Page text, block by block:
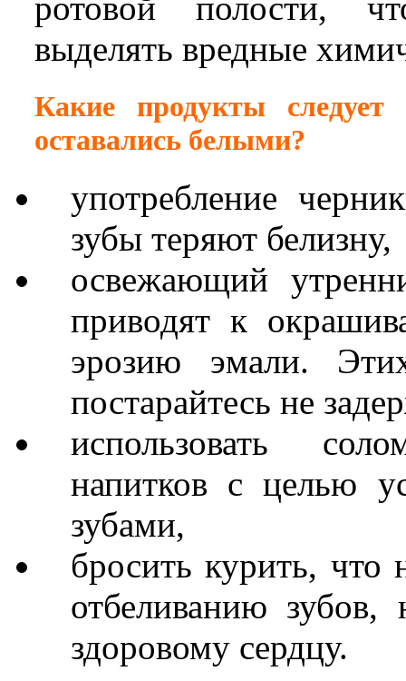
ротовой полости,
выделять вредные
Какие продукты
оставались белыми?
употребление
зубы теряют белизну,
освежающий
приводят к
эрозию эмали.
постарайтесь не
использовать
напитков с целью
зубами,
бросить курить, что
отбеливанию
здоровому сердцу.